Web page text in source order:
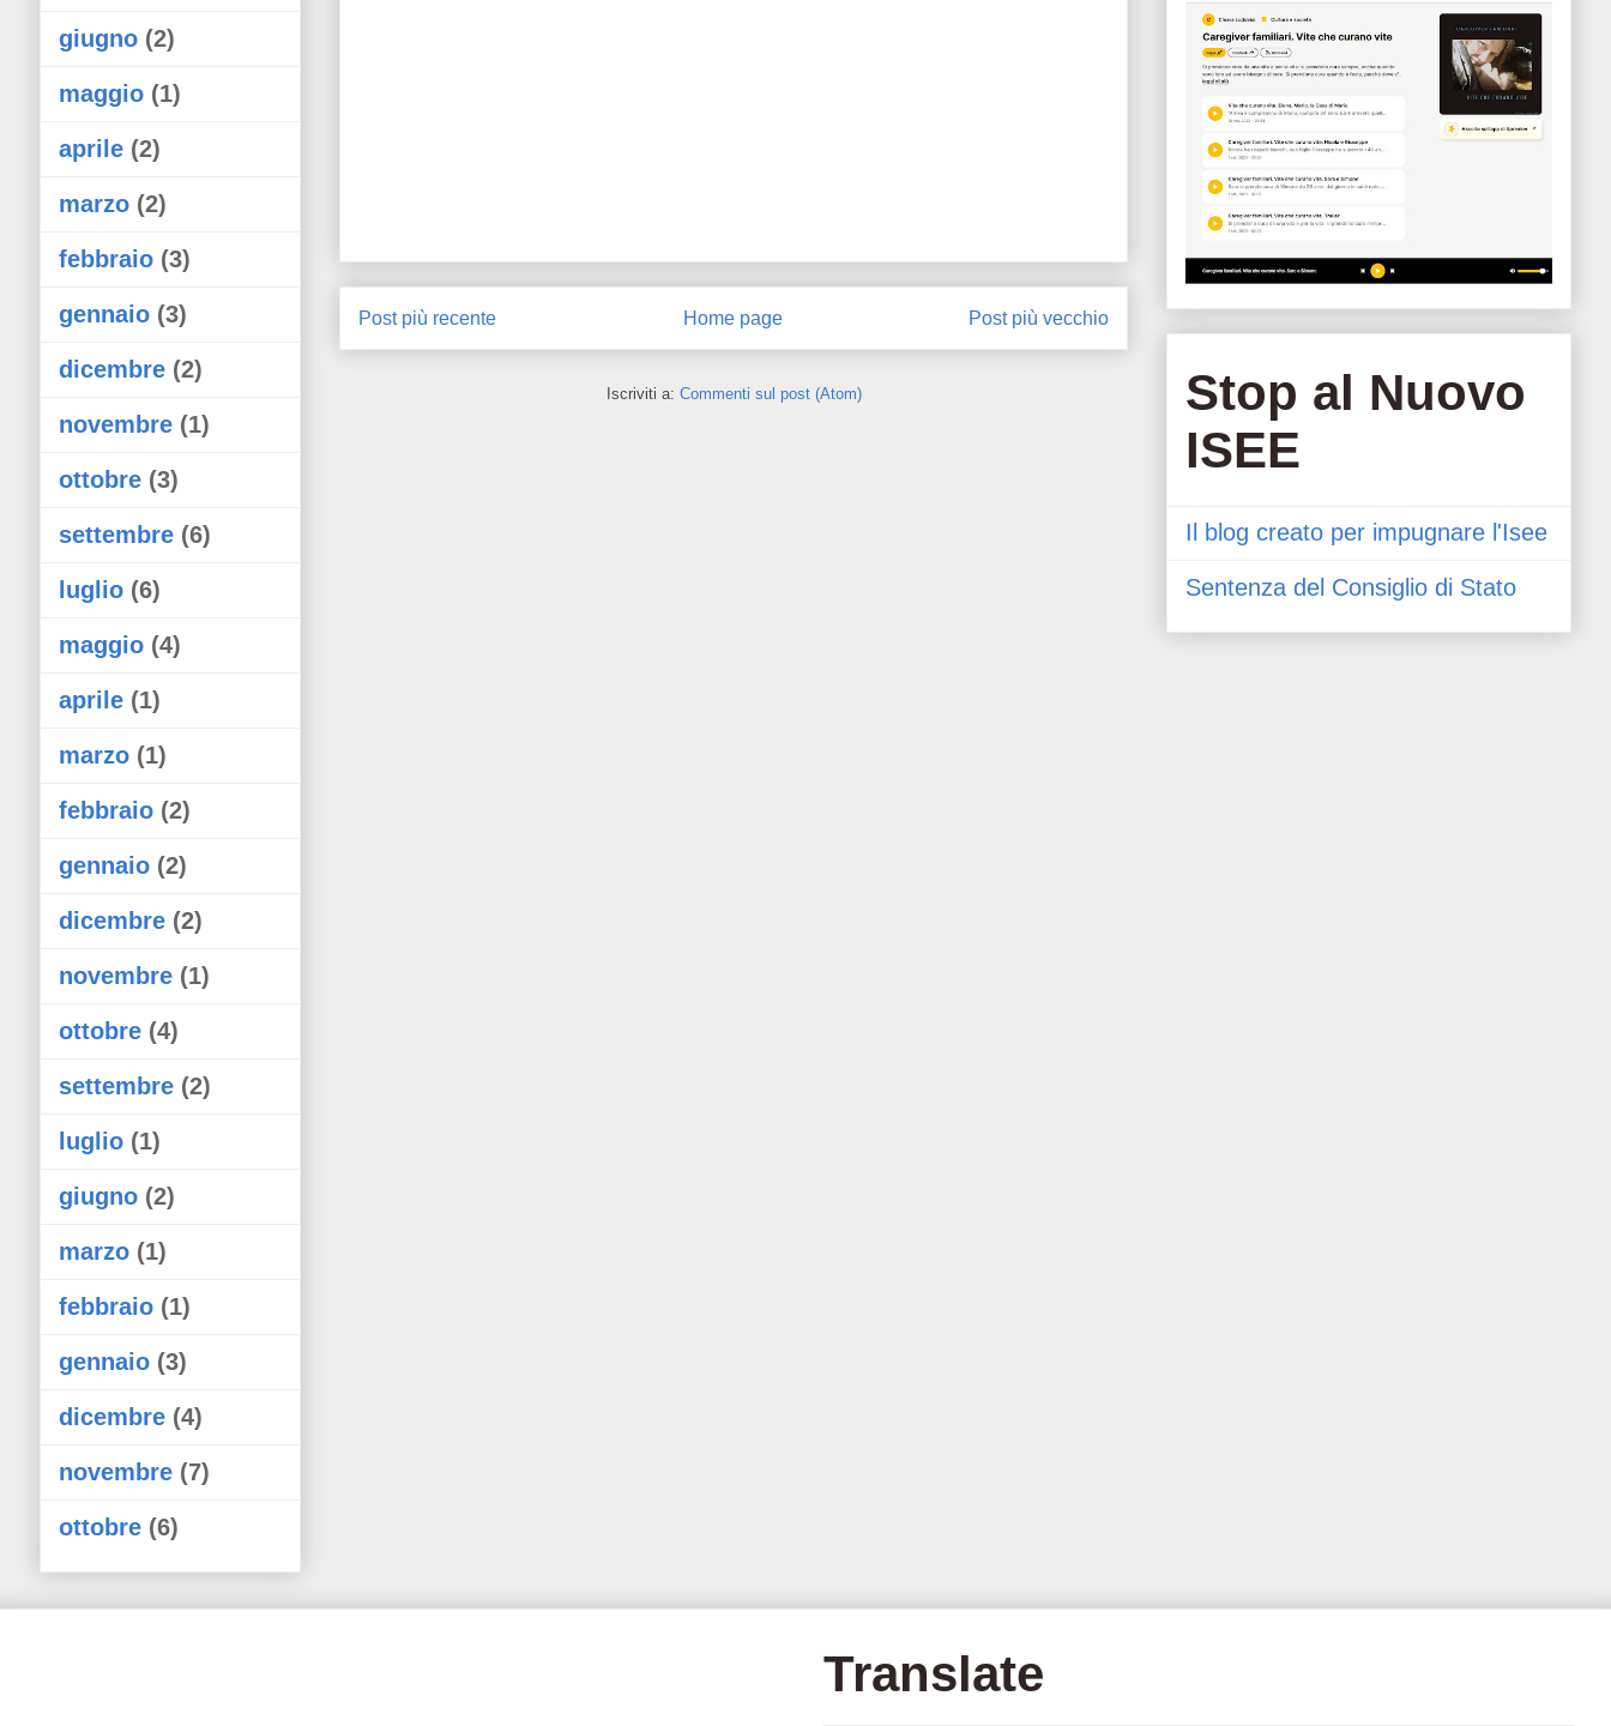
Post più recente Post più vecchio
Home page
Iscriviti a: Commenti sul post (Atom)
giugno (2)
maggio (1)
aprile (2)
marzo (2)
febbraio (3)
gennaio (3)
dicembre (2)
novembre (1)
ottobre (3)
settembre (6)
luglio (6)
maggio (4)
aprile (1)
marzo (1)
febbraio (2)
gennaio (2)
dicembre (2)
novembre (1)
ottobre (4)
settembre (2)
luglio (1)
giugno (2)
marzo (1)
febbraio (1)
gennaio (3)
dicembre (4)
novembre (7)
ottobre (6)
Stop al Nuovo
ISEE
Il blog creato per impugnare l'Isee
Sentenza del Consiglio di Stato
Translate